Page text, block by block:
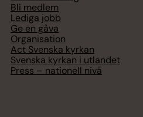
Bli medlem
Lediga jobb
Ge en gåva
Organisation
Act Svenska kyrkan
Svenska kyrkan i utlandet
Press – nationell nivå